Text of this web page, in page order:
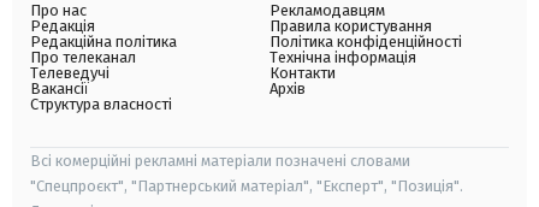
Про нас
Редакція
Редакційна політика
Про телеканал
Телеведучі
Вакансії
Структура власності
Рекламодавцям
Правила користування
Політика конфіденційності
Технічна інформація
Контакти
Архів
Всі комерційні рекламні матеріали позначені словами
"Спецпроєкт", "Партнерський матеріал", "Експерт", "Позиція".